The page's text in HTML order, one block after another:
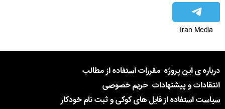
Iran Media
درباره ی این پروژه مقررات استفاده از مطالب
انتقادات و پیشنهادات حریم خصوصی
سیاست استفاده از فایل های کوکی و ثبت نام خودکار